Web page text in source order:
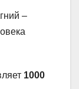
–
1000